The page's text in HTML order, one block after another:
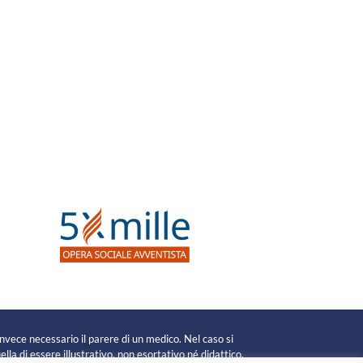
necessario il parere di un medico. Nel caso si
di essere illustrativo, non esortativo né didattico.